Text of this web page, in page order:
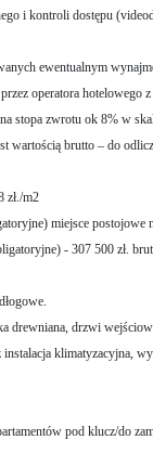
i kontroli dostępu
ewentualnym
operatora hotelowego
stopa zwrotu ok 8% w
wartością brutto – do
zł./m2
miejsce postojowe
- 307 500 zł.
drewniana, drzwi
klimatyzacyjna,
pod klucz/do